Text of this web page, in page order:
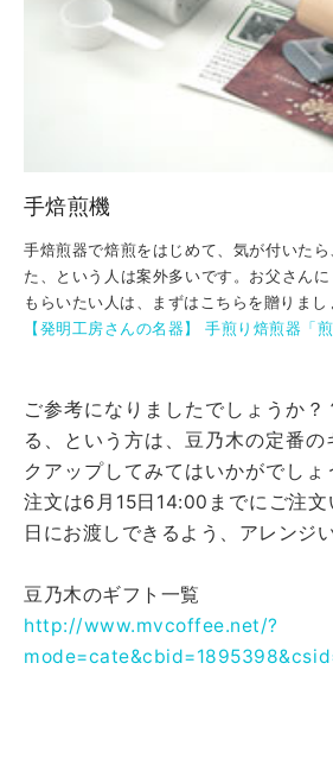
手焙煎機
手焙煎器で焙煎をはじめて、気が付いた
た、という人は案外多いです。お父さん
もらいたい人は、まずはこちらを贈りまし
【発明工房さんの名器】 手煎り焙煎器「
ご参考になりましたでしょうか
る、という方は、豆乃木の定番の
クアップしてみてはいかがでし
注文は6月15日14:00までにご注
日にお渡しできるよう、アレンジ
豆乃木のギフト一覧
http://www.mvcoffee.net/?